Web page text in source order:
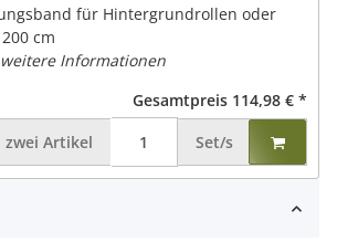
für Hintergrundrollen oder
cm
weitere Informationen
Gesamtpreis 114,98 € *
zwei Artikel Set/s